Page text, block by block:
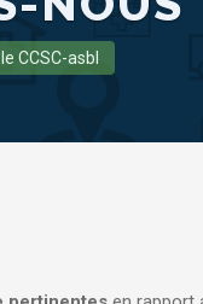
CCSC-asbl